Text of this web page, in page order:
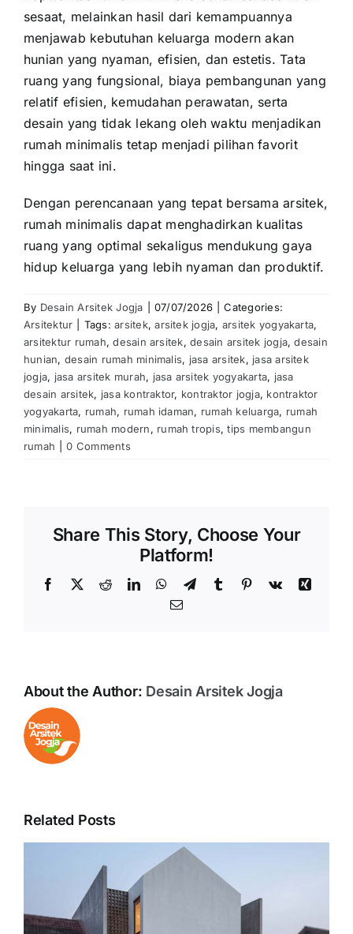
sesaat, melainkan hasil dari kemampuannya
menjawab kebutuhan keluarga modern akan
hunian yang nyaman, efisien, dan estetis. Tata
ruang yang fungsional, biaya pembangunan yang
relatif efisien, kemudahan perawatan, serta
desain yang tidak lekang oleh waktu menjadikan
rumah minimalis tetap menjadi pilihan favorit
hingga saat ini.
Dengan perencanaan yang tepat bersama arsitek,
rumah minimalis dapat menghadirkan kualitas
ruang yang optimal sekaligus mendukung gaya
hidup keluarga yang lebih nyaman dan produktif.
By Desain Arsitek Jogja 07/07/2026
Categories:
Arsitektur
Tags:arsitek,arsitek jogja, arsitek yogyakarta,
arsitektur rumah,desain arsitek,desain arsitek jogja,desain
hunian, desain rumah minimalis, jasa arsitek, jasa arsitek
jogja, jasa arsitek murah, jasa arsitek yogyakarta, jasa
desain arsitek, jasa kontraktor, kontraktor jogja, kontraktor
yogyakarta, rumah, rumah idaman, rumah keluarga, rumah
minimalis, rumah modern, rumah tropis,tips membangun
rumah
0 Comments
Share This Story, Choose Your
Platform!
Facebook
X RedditLinkedInWhatsApp
TelegramTumblr Pinterest
Vk
Xing
Email
About the Author: Desain Arsitek Jogja
Related Posts